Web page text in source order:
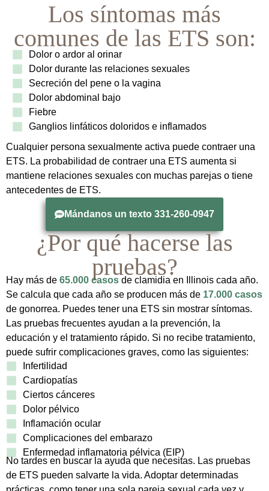
Los síntomas más
comunes de las ETS son:
Dolor o ardor al orinar
Dolor durante las relaciones sexuales
Secreción del pene o la vagina
Dolor abdominal bajo
Fiebre
Ganglios linfáticos doloridos e inflamados
Cualquier persona sexualmente activa puede contraer una
ETS. La probabilidad de contraer una ETS aumenta si
mantiene relaciones sexuales con muchas parejas o tiene
antecedentes de ETS.
Mándanos un texto 331-260-0947
¿Por qué hacerse las
pruebas?
Hay más de 65.000 casos de clamidia en Illinois cada año.
Se calcula que cada año se producen más de 17.000 casos
de gonorrea. Puedes tener una ETS sin mostrar síntomas.
Las pruebas frecuentes ayudan a la prevención, la
educación y el tratamiento rápido. Si no recibe tratamiento,
puede sufrir complicaciones graves, como las siguientes:
Infertilidad
Cardiopatías
Ciertos cánceres
Dolor pélvico
Inflamación ocular
Complicaciones del embarazo
Enfermedad inflamatoria pélvica (EIP)
No tardes en buscar la ayuda que necesitas. Las pruebas
de ETS pueden salvarte la vida. Adoptar determinadas